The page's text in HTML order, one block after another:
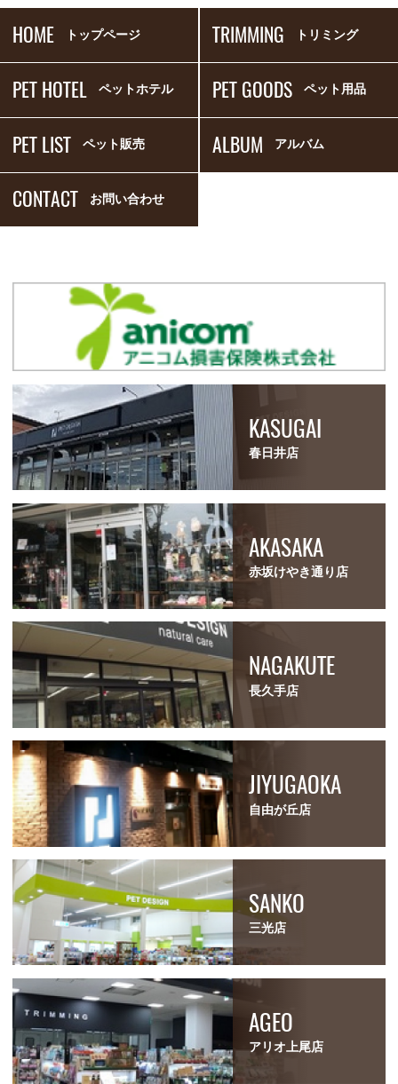
HOME トップページ TRIMMING トリミング
PET HOTEL ペットホテル PET GOODS ペット用品
PET LIST ペット販売 ALBUM アルバム
CONTACT お問い合わせ
KASUGAI
春日井店
AKASAKA
赤坂けやき通り店
NAGAKUTE
長久手店
JIYUGAOKA
自由が丘店
SANKO
三光店
AGEO
アリオ上尾店